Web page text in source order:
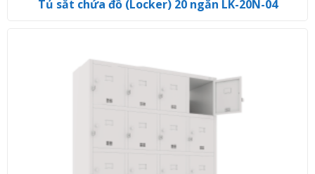
Tủ sắt chứa đồ (Locker) 20 ngăn LK-20N-04